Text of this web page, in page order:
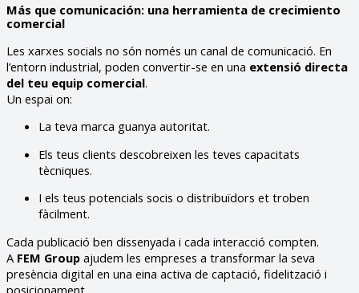
Más que comunicación: una herramienta de crecimiento
comercial
Les xarxes socials no són només un canal de comunicació. En
l’entorn industrial, poden convertir-se en una extensió directa
del teu equip comercial.
Un espai on:
La teva marca guanya autoritat.
Els teus clients descobreixen les teves capacitats
tècniques.
I els teus potencials socis o distribuïdors et troben
fàcilment.
Cada publicació ben dissenyada i cada interacció compten.
A FEM Group ajudem les empreses a transformar la seva
presència digital en una eina activa de captació, fidelització i
posicionament.